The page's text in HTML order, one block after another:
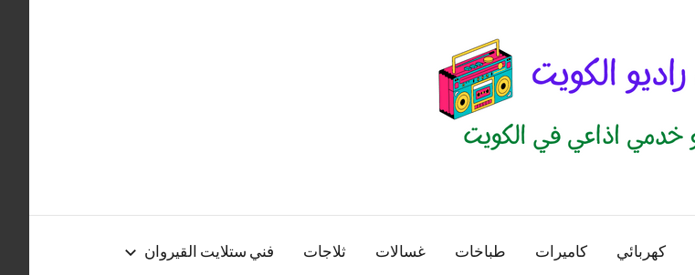
الكويت
منصة
اذاعية
كهربائي كاميرات طباخات غسالات ثلاجات فني ستلايت القيروان